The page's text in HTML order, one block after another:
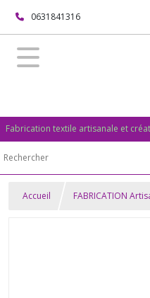
0631841316
Fabrication textile artisanale et
Accueil FABRICATION